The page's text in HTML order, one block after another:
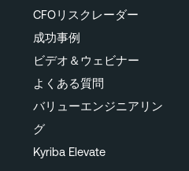
CFOリスクレーダー
成功事例
ビデオ＆ウェビナー
よくある質問
バリューエンジニアリン
グ
Kyriba Elevate